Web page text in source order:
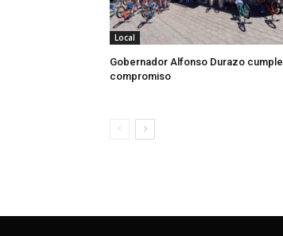
Local
Gobernador Alfonso Durazo cumple
compromiso